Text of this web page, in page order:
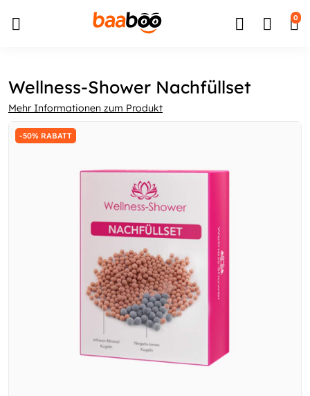
Zum Inhalt springen
Zum Menü springen
Barrierefreiheits-Widget öffnen 0
Wellness-Shower Nachfüllset
Mehr Informationen zum Produkt
-50% RABATT